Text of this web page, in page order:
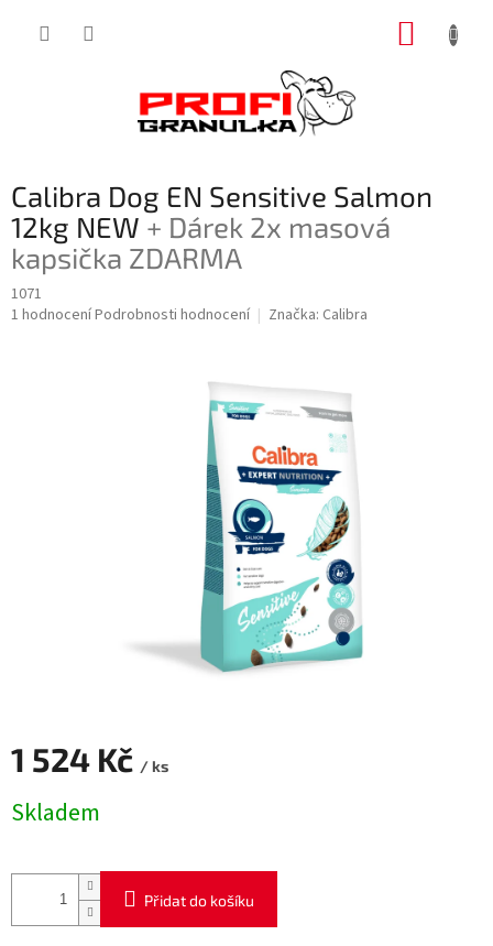
Calibra Dog EN Sensitive Salmon
12kg NEW + Dárek 2x masová
kapsička ZDARMA
1071
Průměrné
1 hodnoceníPodrobnosti hodnocení Značka: Calibra
1 524 Kč / ks
cena:
Skladem
Přidat do košíku